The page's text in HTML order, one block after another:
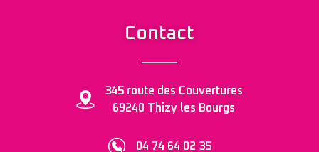
Contact
345 route des Couvertures
69240 Thizy les Bourgs
04 74 64 02 35